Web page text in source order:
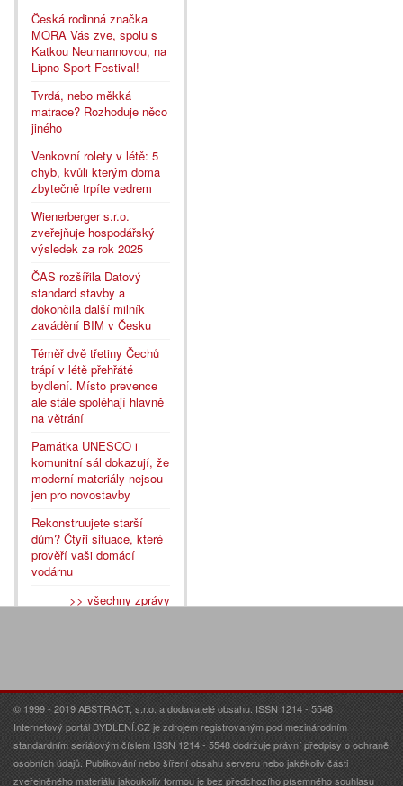
Česká rodinná značka
MORA Vás zve, spolu s
Katkou Neumannovou, na
Lipno Sport Festival!
Tvrdá, nebo měkká
matrace? Rozhoduje něco
jiného
Venkovní rolety v létě: 5
chyb, kvůli kterým doma
zbytečně trpíte vedrem
Wienerberger s.r.o.
zveřejňuje hospodářský
výsledek za rok 2025
ČAS rozšířila Datový
standard stavby a
dokončila další milník
zavádění BIM v Česku
Téměř dvě třetiny Čechů
trápí v létě přehřáté
bydlení. Místo prevence
ale stále spoléhají hlavně
na větrání
Památka UNESCO i
komunitní sál dokazují, že
moderní materiály nejsou
jen pro novostavby
Rekonstruujete starší
dům? Čtyři situace, které
prověří vaši domácí
vodárnu
>> všechny zprávy
© 1999 - 2019 ABSTRACT, s.r.o. a dodavatelé obsahu. ISSN 1214 - 5548
Internetový portál BYDLENÍ.CZ je zdrojem registrovaným pod mezinárodním
standardním seriálovým číslem ISSN 1214 - 5548 dodržuje právní předpisy o ochraně
osobních údajů. Publikování nebo šíření obsahu serveru nebo jakékoliv části
zveřejněného materiálu jakoukoliv formou je bez předchozího písemného souhlasu